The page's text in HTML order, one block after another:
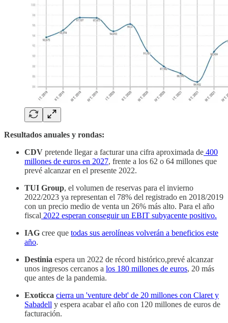
Resultados anuales y rondas:
CDV pretende llegar a facturar una cifra aproximada de 400
millones de euros en 2027, frente a los 62 o 64 millones que
prevé alcanzar en el presente 2022.
TUI Group, el volumen de reservas para el invierno
2022/2023 ya representan el 78% del registrado en 2018/2019
con un precio medio de venta un 26% más alto. Para el año
fiscal 2022 esperan conseguir un EBIT subyacente positivo.
IAG cree que todas sus aerolíneas volverán a beneficios este
año.
Destinia espera un 2022 de récord histórico,prevé alcanzar
unos ingresos cercanos a los 180 millones de euros, 20 más
que antes de la pandemia.
Exoticca cierra un 'venture debt' de 20 millones con Claret y
Sabadell y espera acabar el año con 120 millones de euros de
facturación.